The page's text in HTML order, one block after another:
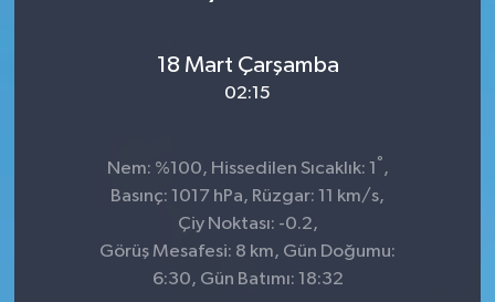
18 Mart Çarşamba
02:15
Nem: %100, Hissedilen Sıcaklık: 1 ° ,
Basınç: 1017 hPa, Rüzgar: 11 km/s,
Çiy Noktası: -0.2,
Görüş Mesafesi: 8 km, Gün Doğumu:
6:30, Gün Batımı: 18:32